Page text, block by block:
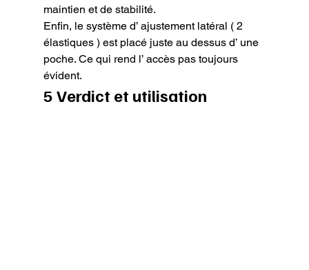
maintien et de stabilité.
Enfin, le système d’ ajustement latéral ( 2
élastiques ) est placé juste au dessus d’ une
poche. Ce qui rend l’ accès pas toujours
évident.
5 Verdict et utilisation